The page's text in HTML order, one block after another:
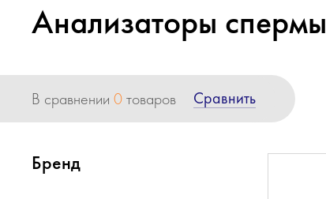
Анализаторы спермы
В сравнении 0товаров Сравнить
Бренд